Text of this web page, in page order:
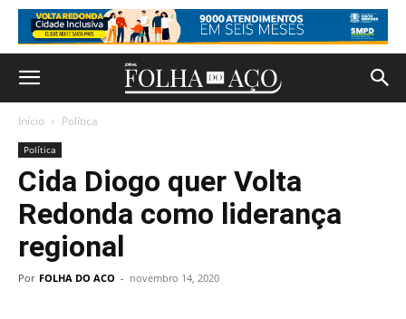
Início Política
Política
Cida Diogo quer Volta
Redonda como liderança
regional
Por FOLHA DO ACO - novembro 14, 2020